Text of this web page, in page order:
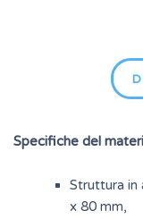
Specifiche del
Struttura in
x 80 mm,